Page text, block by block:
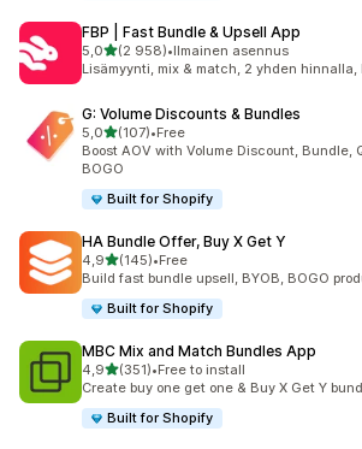
FBP | Fast Bundle & Upsell App
5,0/ 5 tähteä
(2 958)
2958 arvostelua yhteensä
•Ilmainen asennus
Lisämyynti, mix & match, 2 yhden
G: Volume Discounts & Bundles
5,0/ 5 tähteä
(107)
107 arvostelua yhteensä
•Free
Boost AOV with Volume Discount, Bundle,
BOGO
Built for Shopify
HA Bundle Offer, Buy X Get Y
4,9/ 5 tähteä
(145)
145 arvostelua yhteensä
•Free
Build fast bundle upsell, BYOB, BOGO
Built for Shopify
MBC Mix and Match Bundles App
4,9/ 5 tähteä
(351)
351 arvostelua yhteensä
•Free to install
Create buy one get one & Buy X Get Y
Built for Shopify